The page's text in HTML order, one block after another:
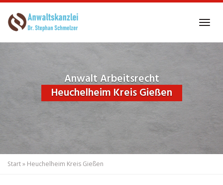
to
Anwalt Arbeitsrecht
Heuchelheim Kreis Gießen
Start» Heuchelheim Kreis Gießen